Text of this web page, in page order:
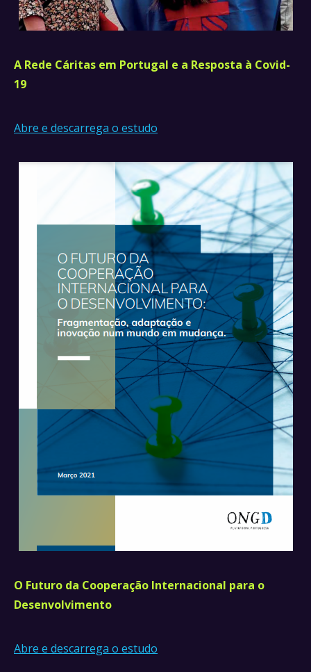
A Rede Cáritas em Portugal e a Resposta à Covid-
19
Abre e descarrega o estudo
O Futuro da Cooperação Internacional para o
Desenvolvimento
Abre e descarrega o estudo